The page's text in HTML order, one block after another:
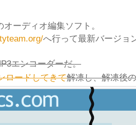
ーディオ編集ソフト。
へ行って最新バージョ
エンコーダーだ。
ロードしてきて解凍し、解凍後